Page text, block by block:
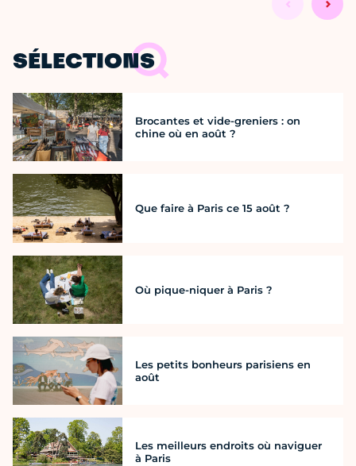
SÉLECTIONS
Brocantes et vide-greniers : on
chine où en août ?
Que faire à Paris ce 15 août ?
Où pique-niquer à Paris ?
Les petits bonheurs parisiens en
août
Les meilleurs endroits où naviguer
à Paris